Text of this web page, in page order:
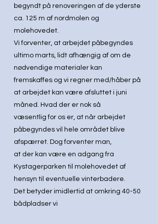
begyndt på renoveringen af de yderste
ca. 125 m af nordmolen og
molehovedet.
Vi forventer, at arbejdet påbegyndes
ultimo marts, lidt afhængig af om de
nødvendige materialer kan
fremskaffes og vi regner med/håber på
at arbejdet kan være afsluttet i juni
måned. Hvad der er nok så
væsentlig for os er, at når arbejdet
påbegyndes vil hele området blive
afspærret. Dog forventer man,
at der kan være en adgang fra
Kystagerparken til molehovedet af
hensyn til eventuelle vinterbadere.
Det betyder imidlertid at omkring 40-50
bådpladser vi